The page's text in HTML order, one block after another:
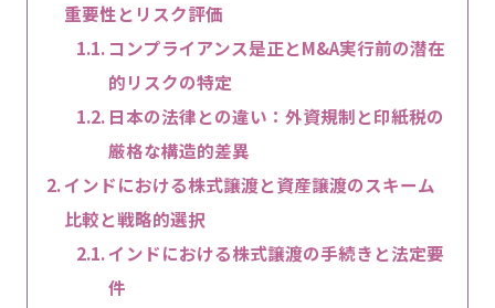
重要性とリスク評価
コンプライアンス是正とM&A実行前の潜在
的リスクの特定
日本の法律との違い：外資規制と印紙税の
厳格な構造的差異
インドにおける株式譲渡と資産譲渡のスキーム
比較と戦略的選択
インドにおける株式譲渡の手続きと法定要
件